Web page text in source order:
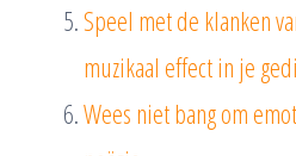
Speel met de klanken
muzikaal effect in je
Wees niet bang om